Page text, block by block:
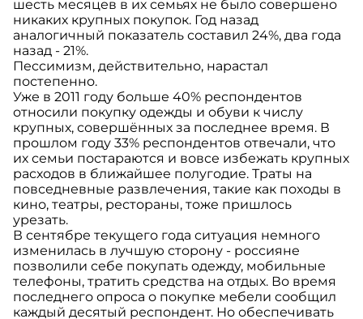
шесть месяцев в их семьях не было совершено
никаких крупных покупок. Год назад
аналогичный показатель составил 24%, два года
назад - 21%.
Пессимизм, действительно, нарастал
постепенно.
Уже в 2011 году больше 40% респондентов
относили покупку одежды и обуви к числу
крупных, совершённых за последнее время. В
прошлом году 33% респондентов отвечали, что
их семьи постараются и вовсе избежать крупных
расходов в ближайшее полугодие. Траты на
повседневные развлечения, такие как походы в
кино, театры, рестораны, тоже пришлось
урезать.
В сентябре текущего года ситуация немного
изменилась в лучшую сторону - россияне
позволили себе покупать одежду, мобильные
телефоны, тратить средства на отдых. Во время
последнего опроса о покупке мебели сообщил
каждый десятый респондент. Но обеспечивать